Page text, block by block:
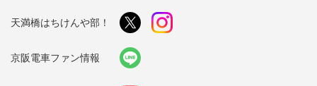
天満橋はちけんや部！
京阪電車ファン情報